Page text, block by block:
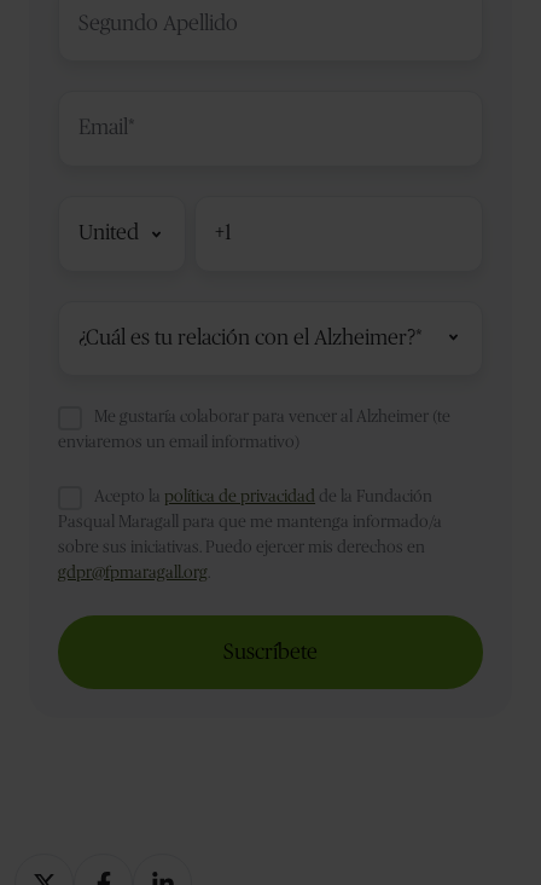
Apellido*
Me gustaría colaborar para vencer al Alzheimer (te
enviaremos un email informativo)
Acepto la política de privacidad de la Fundación
Pasqual Maragall para que me mantenga informado/a
sobre sus iniciativas. Puedo ejercer mis derechos en
gdpr@fpmaragall.org.
CompartirCompartirCompartir